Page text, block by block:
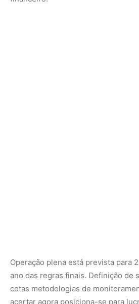
A lei estabelece que operadores
10 mil tCO₂e/ano reportam. Acima
(provavelmente 25 mil ou mais)